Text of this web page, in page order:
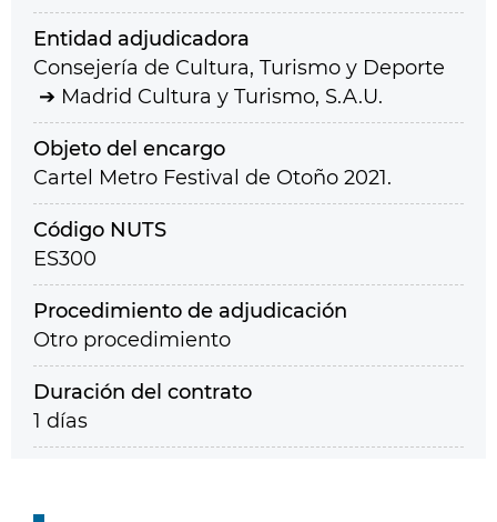
Entidad adjudicadora
Consejería de Cultura, Turismo y Deporte
Madrid Cultura y Turismo, S.A.U.
Objeto del encargo
Cartel Metro Festival de Otoño 2021.
Código NUTS
ES300
Procedimiento de adjudicación
Otro procedimiento
Duración del contrato
1 días